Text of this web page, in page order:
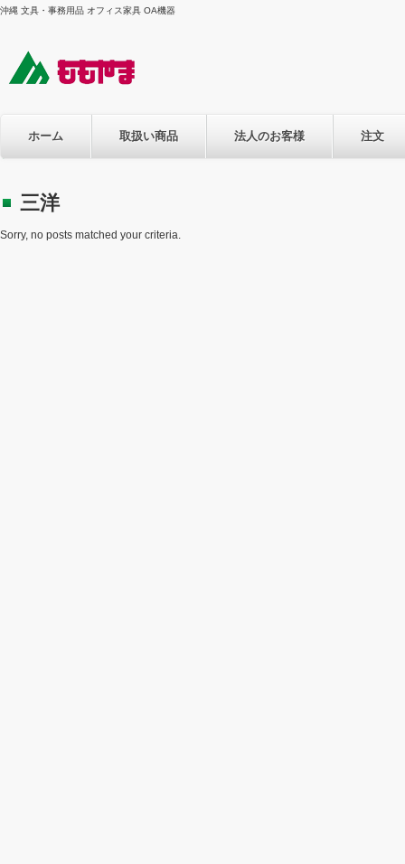
沖縄 文具・事務用品 オフィス家具 OA機器
ホーム 取扱い商品 法人のお客様 注文
三洋
Sorry, no posts matched your criteria.